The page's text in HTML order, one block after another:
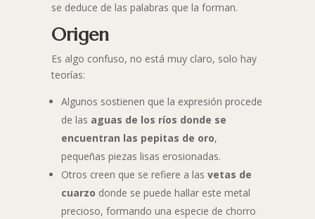
se deduce de las palabras que la forman.
Origen
Es algo confuso, no está muy claro, solo hay
teorías:
Algunos sostienen que la expresión procede
de las aguas de los ríos donde se
encuentran las pepitas de oro,
pequeñas piezas lisas erosionadas.
Otros creen que se refiere a las vetas de
cuarzo donde se puede hallar este metal
precioso, formando una especie de chorro